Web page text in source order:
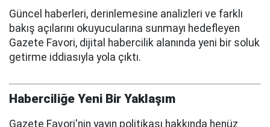
Güncel haberleri, derinlemesine analizleri ve farklı
bakış açılarını okuyucularına sunmayı hedefleyen
Gazete Favori, dijital habercilik alanında yeni bir soluk
getirme iddiasıyla yola çıktı.
Haberciliğe Yeni Bir Yaklaşım
Gazete Favori'nin yayın politikası hakkında henüz